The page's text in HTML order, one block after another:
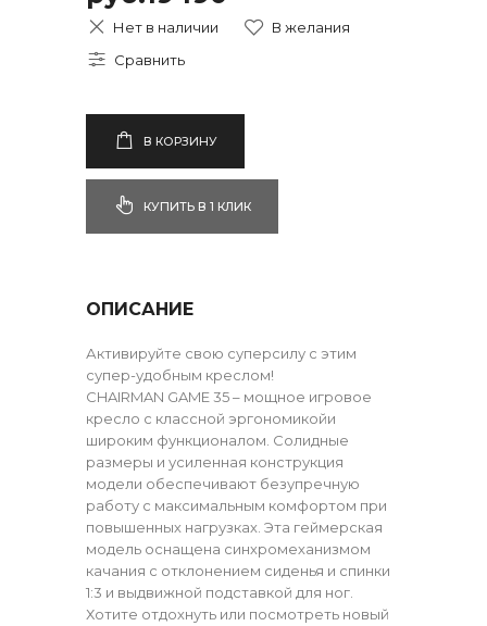
Нет в наличии
В КОРЗИНУ
КУПИТЬ В 1 КЛИК
ОПИСАНИЕ
Активируйте свою суперсилу с этим
супер-удобным креслом!
CHAIRMAN GAME 35 – мощное игровое
кресло с классной эргономикойи
широким функционалом. Солидные
размеры и усиленная конструкция
модели обеспечивают безупречную
работу с максимальным комфортом при
повышенных нагрузках. Эта геймерская
модель оснащена синхромеханизмом
качания с отклонением сиденья и спинки
1:3 и выдвижной подставкой для ног.
Хотите отдохнуть или посмотреть новый